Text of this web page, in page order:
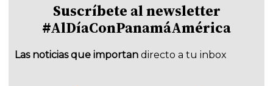
Suscríbete al newsletter
#AlDíaConPanamáAmérica
Las noticias que importan directo a tu inbox